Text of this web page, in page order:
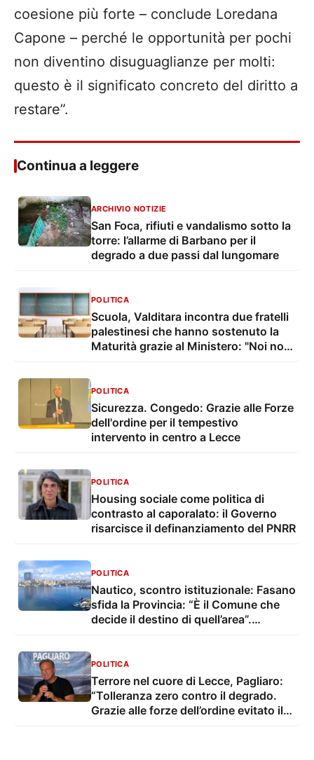
coesione più forte – conclude Loredana
Capone – perché le opportunità per pochi
non diventino disuguaglianze per molti:
questo è il significato concreto del diritto a
restare”.
Continua a leggere
ARCHIVIO NOTIZIE
San Foca, rifiuti e vandalismo sotto la
torre: l’allarme di Barbano per il
degrado a due passi dal lungomare
POLITICA
Scuola, Valditara incontra due fratelli
palestinesi che hanno sostenuto la
Maturità grazie al Ministero: "Noi non
POLITICA
Sicurezza. Congedo: Grazie alle Forze
dell'ordine per il tempestivo
intervento in centro a Lecce
POLITICA
Housing sociale come politica di
contrasto al caporalato: il Governo
risarcisce il definanziamento del PNRR
POLITICA
Nautico, scontro istituzionale: Fasano
sfida la Provincia: “È il Comune che
decide il destino di quell’area”.
POLITICA
Terrore nel cuore di Lecce, Pagliaro:
“Tolleranza zero contro il degrado.
Grazie alle forze dell’ordine evitato il